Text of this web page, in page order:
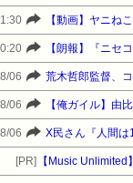
【動画】ヤニね
【朗報】『ニセ
06 荒木哲郎監督、
06 【俺ガイル】由
06 X民さん『人間は
[PR] 【Music